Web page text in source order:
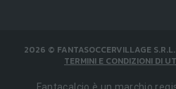
2026 © FANTASOCCERVILLAGE
TERMINI E CONDIZIONI DI